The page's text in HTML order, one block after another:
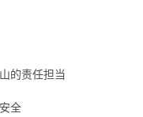
的责任担当
全